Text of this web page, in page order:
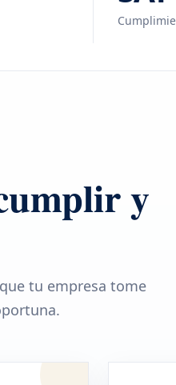
y
tu empresa tome